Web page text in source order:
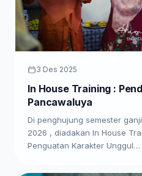
3 Des 2025
In House Training :
Pancawaluya
Di penghujung semester
2026 , diadakan In House
Penguatan Karakter Unggul…